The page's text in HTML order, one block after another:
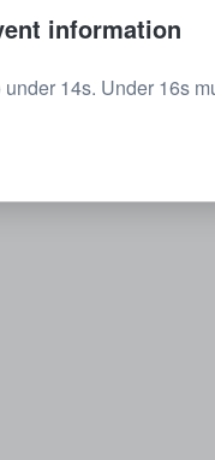
information
under 14s. Under 16s